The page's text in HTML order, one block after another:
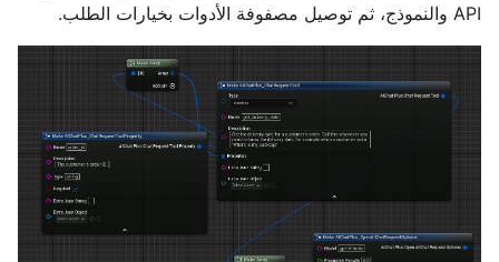
API والنموذج، ثم توصيل مصفوفة الأدوات بخيارات الطلب.